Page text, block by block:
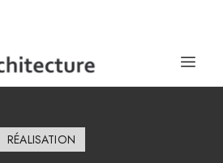
RÉALISATION